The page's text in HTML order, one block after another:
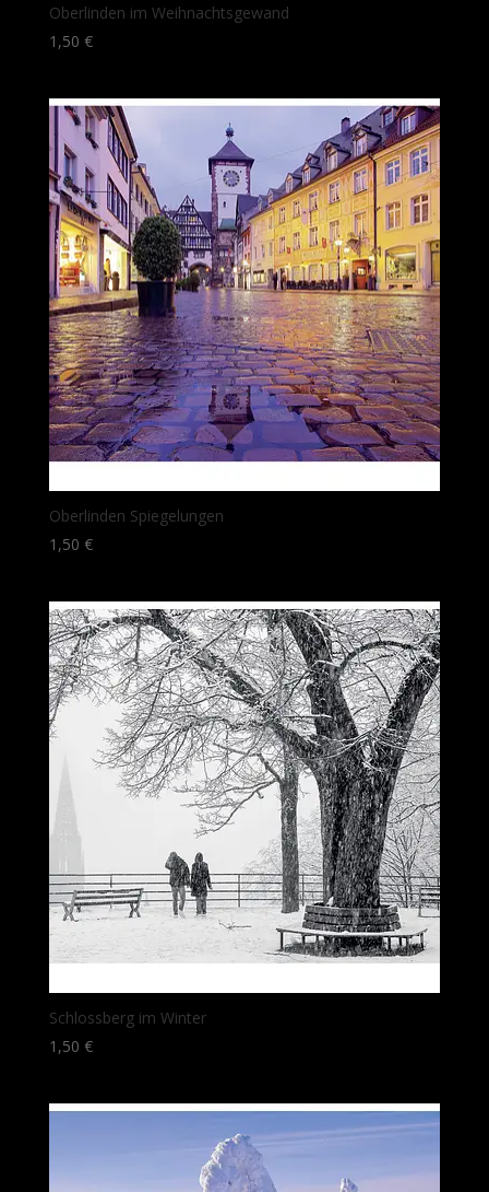
Oberlinden im Weihnachtsgewand
1,50 €
Oberlinden Spiegelungen
1,50 €
Schlossberg im Winter
1,50 €